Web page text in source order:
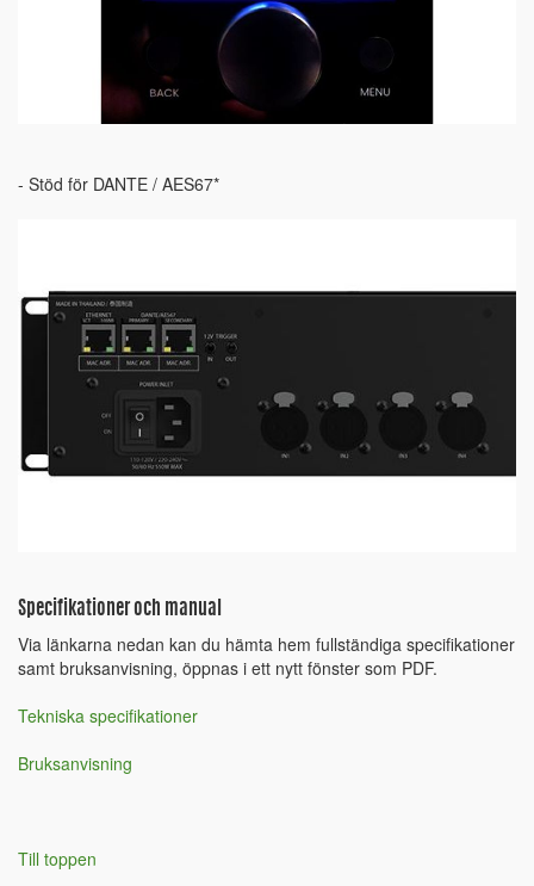
- Stöd för DANTE / AES67*
Specifikationer och manual
Via länkarna nedan kan du hämta hem fullständiga specifikationer
samt bruksanvisning, öppnas i ett nytt fönster som PDF.
Tekniska specifikationer
Bruksanvisning
Till toppen